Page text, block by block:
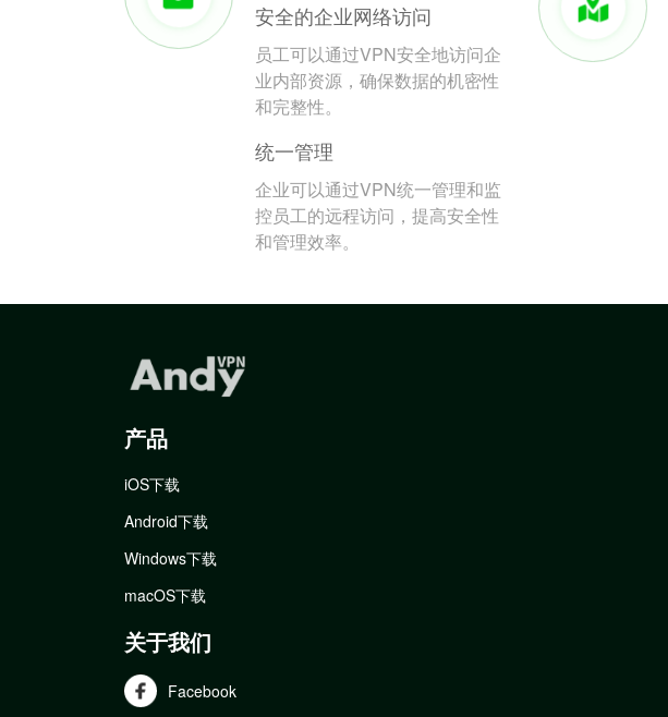
安全的企业网络访问
员工可以通过VPN安全地访问企
业内部资源，确保数据的机密性
和完整性。
统一管理
企业可以通过VPN统一管理和监
控员工的远程访问，提高安全性
和管理效率。
产品
iOS下载
Android下载
Windows下载
macOS下载
关于我们
Facebook